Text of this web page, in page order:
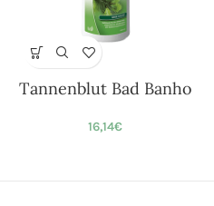
Tannenblut Bad Banho
16,14€